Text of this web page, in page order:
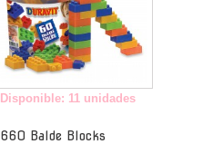
Disponible: 11 unidades
660 Balde Blocks